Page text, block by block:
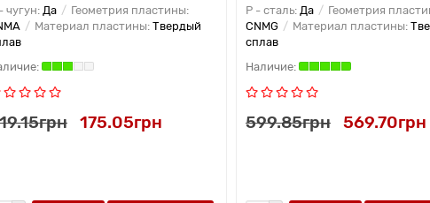
чугун: Да
Геометрия пластины:
Материал пластины: Твердый
175.05грн
P - сталь: Да
Геометрия
CNMG
Материал пластины:
сплав
599.85грн 569.70грн